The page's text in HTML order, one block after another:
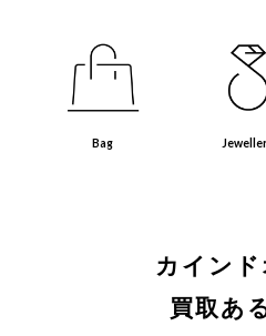
Bag
カイン
買取あ